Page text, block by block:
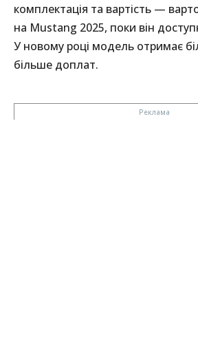
комплектація та вартість —
на Mustang 2025, поки він
У новому році модель отримає
більше доплат.